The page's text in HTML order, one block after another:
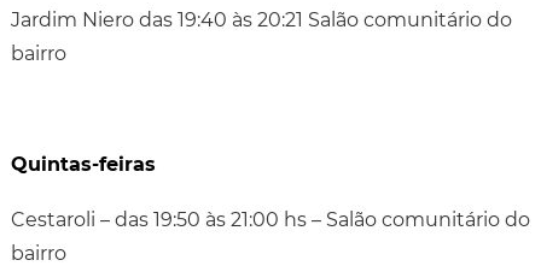
Jardim Niero das 19:40 às 20:21 Salão comunitário do
bairro
Quintas-feiras
Cestaroli – das 19:50 às 21:00 hs – Salão comunitário do
bairro